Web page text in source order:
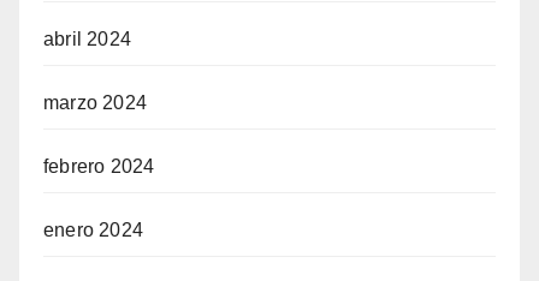
abril 2024
marzo 2024
febrero 2024
enero 2024